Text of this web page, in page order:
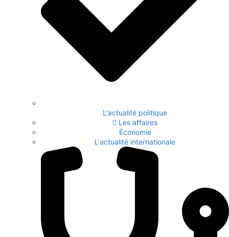
L'actualité politique
Les affaires
Économie
L'actualité internationale